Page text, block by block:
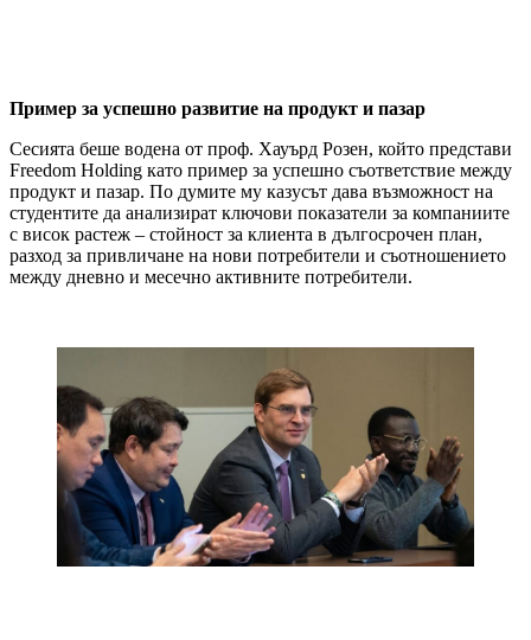
Пример за успешно развитие на продукт и пазар
Сесията беше водена от проф. Хауърд Розен, който представи
Freedom Holding като пример за успешно съответствие между
продукт и пазар. По думите му казусът дава възможност на
студентите да анализират ключови показатели за компаниите
с висок растеж – стойност за клиента в дългосрочен план,
разход за привличане на нови потребители и съотношението
между дневно и месечно активните потребители.